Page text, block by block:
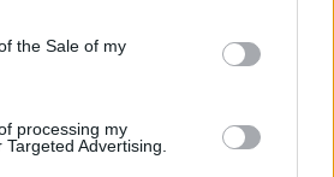
specified purposes in below Google
the Sale of my
processing my
Advertising.